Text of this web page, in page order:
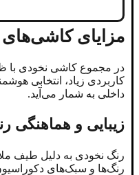
مزایای
در مجموع کاشی نخودی با
کاربردی‌ زیاد، انتخابی
داخلی به شمار می‌آید.
زیبایی و هماهنگی
رنگ نخودی به‌ دلیل طیف
رنگ‌ها و سبک‌های